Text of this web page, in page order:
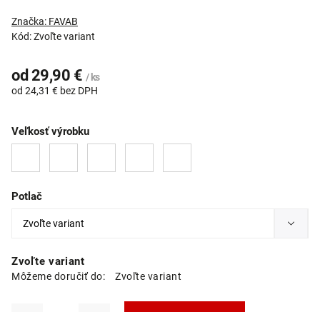
Kód:Zvoľte variant
Značka: FAVAB
od29,90 € / ks
od 24,31 € bez DPH
Zvoľte variant
Môžeme doručiť do: Zvoľte variant
Veľkosť výrobku
Potlač